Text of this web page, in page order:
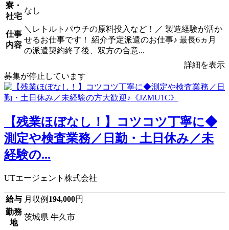
寮・
社宅
なし
仕事
内容
＼レトルトパウチの原料投入など！／ 製造経験が活か
せるお仕事です！ 紹介予定派遣のお仕事♪ 最長6ヵ月
の派遣契約終了後、双方の合意...
詳細を表示
募集が停止しています
【残業ほぼなし！】コツコツ丁寧に◆
測定や検査業務／日勤・土日休み／未
経験の...
UTエージェント株式会社
給与 月収例 194,000円
勤務
地
茨城県 牛久市